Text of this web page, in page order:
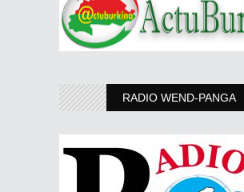
RADIO WEND-PANGA